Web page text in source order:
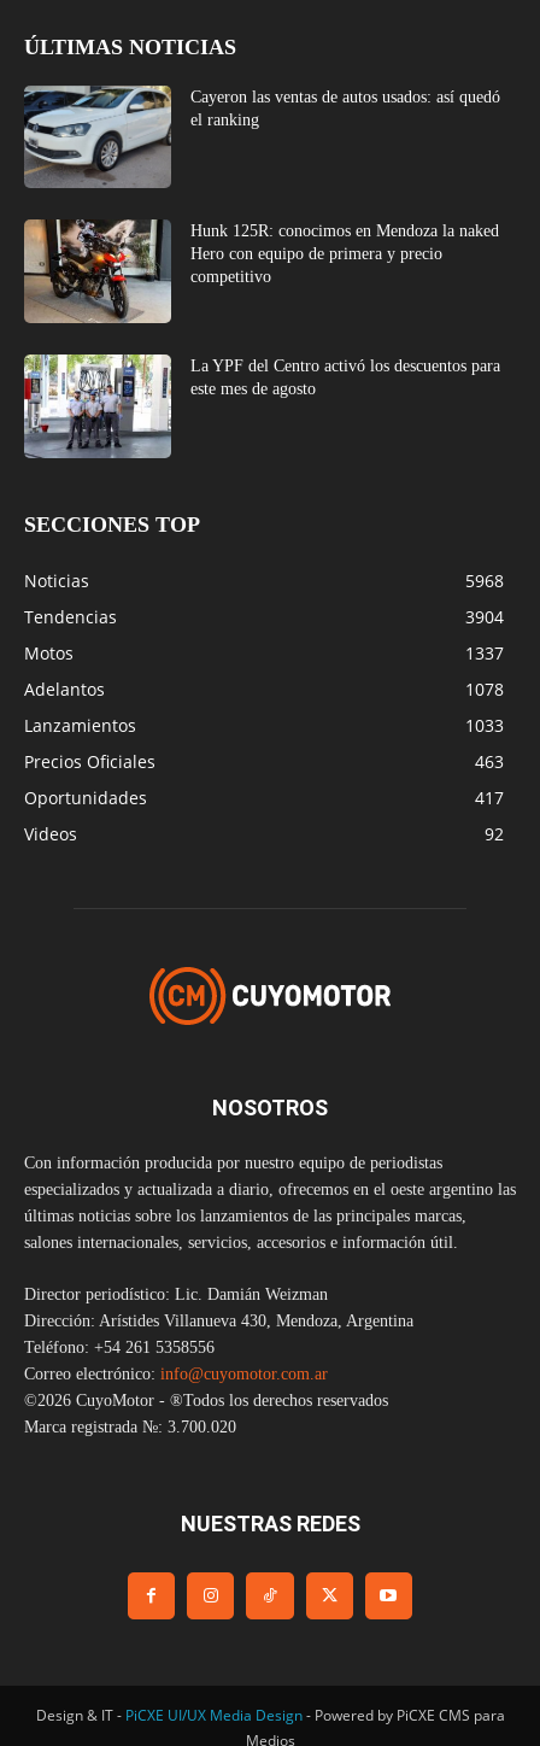
ÚLTIMAS NOTICIAS
Cayeron las ventas de autos usados: así quedó
el ranking
Hunk 125R: conocimos en Mendoza la naked
Hero con equipo de primera y precio
competitivo
La YPF del Centro activó los descuentos para
este mes de agosto
SECCIONES TOP
Noticias
5968
Tendencias
3904
Motos
1337
Adelantos
1078
Lanzamientos
1033
Precios Oficiales
463
Oportunidades
417
Videos
92
NOSOTROS
Con información producida por nuestro equipo de periodistas
especializados y actualizada a diario, ofrecemos en el oeste argentino las
últimas noticias sobre los lanzamientos de las principales marcas,
salones internacionales, servicios, accesorios e información útil.
Director periodístico: Lic. Damián Weizman
Dirección: Arístides Villanueva 430, Mendoza, Argentina
Teléfono: +54 261 5358556
Correo electrónico: info@cuyomotor.com.ar
©2026 CuyoMotor - ®Todos los derechos reservados
Marca registrada №: 3.700.020
NUESTRAS REDES
Design & IT - PiCXE UI/UX Media Design- Powered by PiCXE CMS para
Medios